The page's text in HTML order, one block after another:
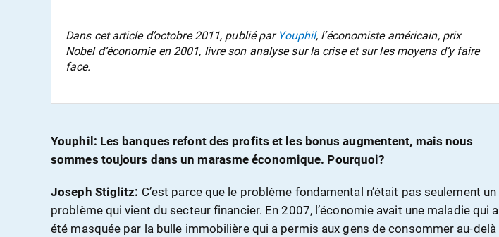
Dans cet article d’octobre 2011, publié par Youphil, l’économiste américain, prix
Nobel d’économie en 2001, livre son analyse sur la crise et sur les moyens d’y faire
face.
Youphil: Les banques refont des profits et les bonus augmentent, mais nous
sommes toujours dans un marasme économique. Pourquoi?
Joseph Stiglitz: C’est parce que le problème fondamental n’était pas seulement un
problème qui vient du secteur financier. En 2007, l’économie avait une maladie qui a
été masquée par la bulle immobilière qui a permis aux gens de consommer au-delà